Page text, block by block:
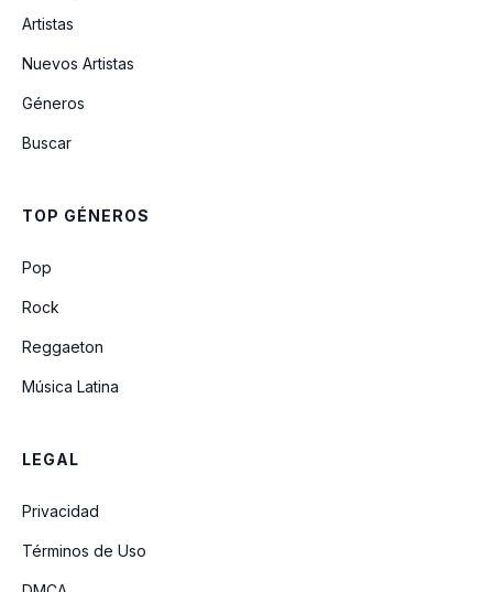
Artistas
Nuevos Artistas
Géneros
Buscar
TOP GÉNEROS
Pop
Rock
Reggaeton
Música Latina
LEGAL
Privacidad
Términos de Uso